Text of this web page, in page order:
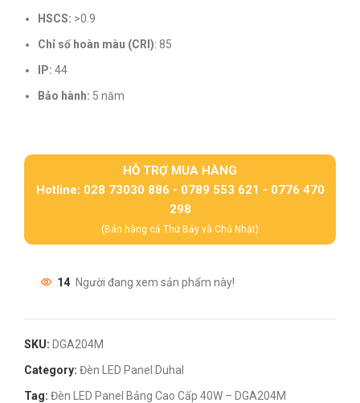
HSCS: >0.9
Chỉ số hoàn màu (CRI): 85
IP: 44
Bảo hành: 5 năm
HỖ TRỢ MUA HÀNG
Hotline: 028 73030 886 - 0789 553 621 - 0776 470
298
(Bán hàng cả Thứ Bảy và Chủ Nhật)
14 Người đang xem sản phẩm này!
SKU: DGA204M
Category: Đèn LED Panel Duhal
Tag: Đèn LED Panel Bảng Cao Cấp 40W – DGA204M